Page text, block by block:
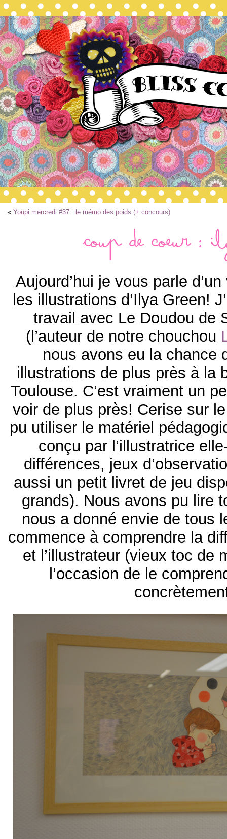
« Youpi mercredi #37 : le mémo des poids (+ concours)
Coup de coeur :
Aujourd’hui je vous parle
les illustrations d’Ilya Green!
travail avec Le Doudou de
(l’auteur de notre chouchou
nous avons eu la chance
illustrations de plus près à la
Toulouse. C’est vraiment un
voir de plus près! Cerise sur
pu utiliser le matériel
conçu par l’illustratrice
différences, jeux
aussi un petit livret de jeu
grands). Nous avons pu lire
nous a donné envie de tous
commence à comprendre la
et l’illustrateur (vieux toc de
l’occasion de le